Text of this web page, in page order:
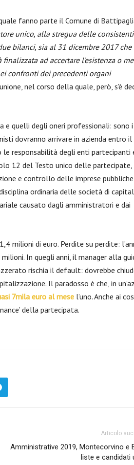
fanno parte il Comune di
unico, alla stregua delle consistenti
bilanci, sia al 31 dicembre 2017 che
ad accertare l’esistenza o
confronti dei precedenti organi
nel corso della quale, però, s’è
e quelli degli oneri professionali: sono
dovranno arrivare in azienda entro il
responsabilità degli enti partecipanti
12 del Testo unico delle partecipate,
e controllo delle imprese
ordinaria delle società di
causato dagli amministratori e dai
milioni di euro. Perdite su perdite:
In quegli anni, il manager alla
rischia il default: dovrebbe
Il paradosso è che, in
7mila euro al mese l’uno. Anche ai
della partecipata.
Articolo
Amministrative 2019, Montecorvino e
liste e candidati